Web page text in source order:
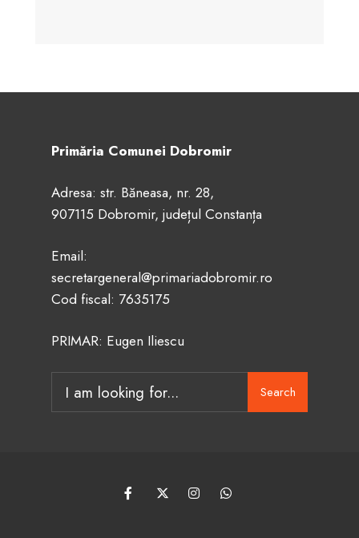
Primăria Comunei Dobromir
Adresa: str. Băneasa, nr. 28,
907115 Dobromir, județul Constanța
Email:
secretargeneral@primariadobromir.ro
Cod fiscal: 7635175
PRIMAR: Eugen Iliescu
for:
Search